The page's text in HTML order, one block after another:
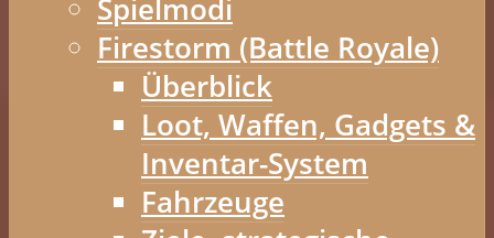
Spielmodi
Firestorm (Battle Royale)
Überblick
Loot, Waffen, Gadgets &
Inventar-System
Fahrzeuge